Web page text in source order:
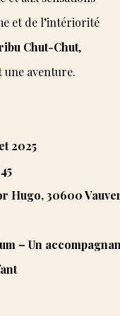
et de l’intériorité
Chut-Chut,
une aventure.
2025
Hugo, 30600
– Un